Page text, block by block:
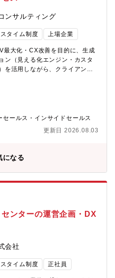
動化による業務削減時間・顧
改善し、カスタマーサポートの
スタマーサポートにおける自動
進めてきました。一方で、BNPL
や顧客接点も拡大しており、今
応の高度化・カスタマーサポー
、AI・データ活用を軸にカスタ
ンサルティング
タイム制度 上場企業
最大化・CX改善を目的に、生成
ン（見える化エンジン・カスタ
を活用しながら、クライアント
まらず、VOCデータの分析・顧
案まで、クライアントの課題に
です。生成AIを活用した業務改
も、ぜひご応募ください。■業務
策提案。他社事例を交えた実践
化・分析。クライアントの意思
ンサルティング。◆ プロジェク
る支援プロジェクトの推進。要
まで主導。◆ カスタマーサクセ
用状況のモニタリング・改善提
態を目指した継続支援。◆ 問い
・電話等での操作説明・サポー
ーム全体の支援品質向上に貢
セールス・インサイドセールス
更新日 2026.08.03
になる
センターの運営企画・DX
会社
タイム制度 正社員